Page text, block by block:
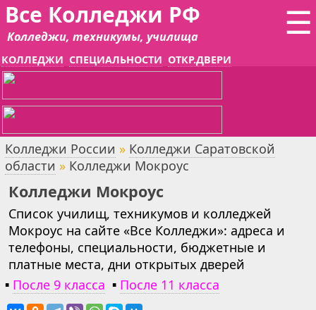
☰
Все Колледжи РФ
Колледжи, техникумы, училища
КОЛЛЕДЖИ СПЕЦИАЛЬНОСТИ ОТКР.ДВЕРИ
Колледжи России » Колледжи Саратовской
области » Колледжи Мокроус
Колледжи Мокроус
Список училищ, техникумов и колледжей
Мокроус на сайте «Все Колледжи»: адреса и
телефоны, специальности, бюджетные и
платные места, дни открытых дверей
▪ После 9 класса ▪ После 11 класса